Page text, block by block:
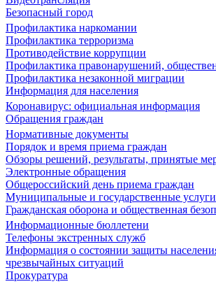
Безопасный город
Профилактика наркомании
Профилактика терроризма
Противодействие коррупции
Профилактика правонарушений,
Профилактика незаконной миграции
Информация для населения
Коронавирус: официальная информация
Обращения граждан
Нормативные документы
Порядок и время приема граждан
Обзоры решений, результаты, принятые
Электронные обращения
Общероссийский день приема граждан
Муниципальные и государственные услуги
Гражданская оборона и общественная
Информационные бюллетени
Телефоны экстренных служб
Информация о состоянии защиты
чрезвычайных ситуаций
Прокуратура